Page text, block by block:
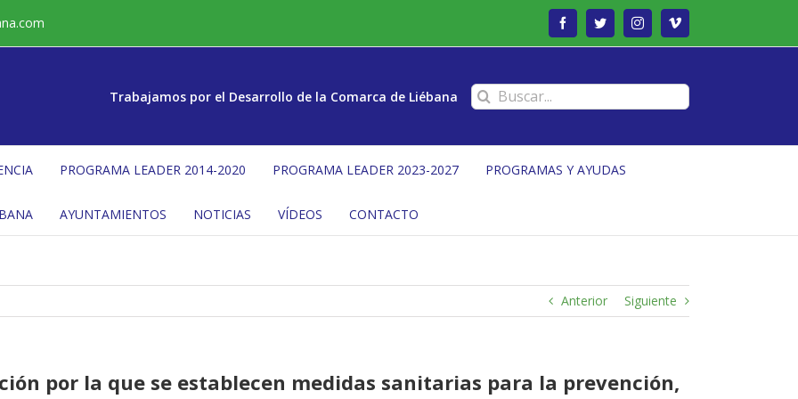
FacebookTwitterInstagramVimeo
Trabajamos por el Desarrollo de la Comarca de Liébana Buscar:
PROGRAMA LEADER 2014-2020 PROGRAMA LEADER 2023-2027 PROGRAMAS Y AYUDAS
AYUNTAMIENTOS NOTICIAS VÍDEOS CONTACTO
Anterior Siguiente
por la que se establecen medidas sanitarias para la prevención,